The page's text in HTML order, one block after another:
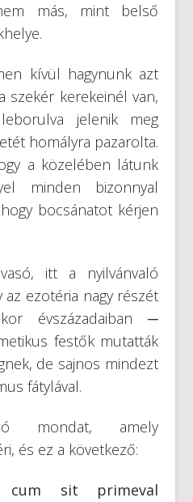
más, mint belső
kívül hagynunk azt
szekér kerekeinél van,
jelenik meg
homályra pazarolta.
a közelében látunk
minden bizonnyal
bocsánatot kérjen
itt a nyilvánvaló
az ezotéria nagy részét
évszázadaiban ─
festők mutatták
de sajnos mindezt
fátylával.
mondat, amely
és ez a következő:
cum sit primeval